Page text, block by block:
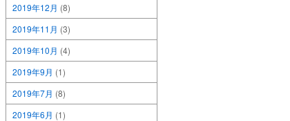
2019年12月 (8)
2019年11月 (3)
2019年10月 (4)
2019年9月 (1)
2019年7月 (8)
2019年6月 (1)